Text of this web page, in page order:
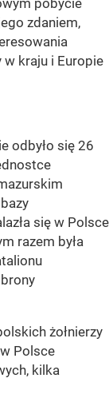
pobycie
zdaniem,
kraju i Europie
odbyło się 26
się w Polsce
razem była
żołnierzy
Polsce
kilka